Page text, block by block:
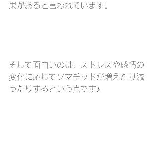
果があると言われています。
そして面白いのは、ストレスや感情の
変化に応じてソマチッドが増えたり減
ったりするという点です♪